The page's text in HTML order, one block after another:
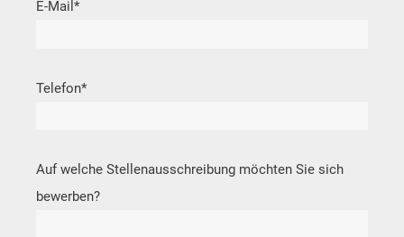
E-Mail *
Telefon*
Auf welche Stellenausschreibung möchten Sie sich
bewerben?